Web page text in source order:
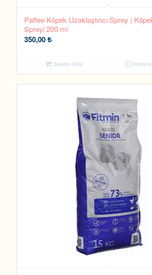
Paffee Köpek Uzaklaştırıcı Sprey |
Spreyi 200 ml
350,00₺
Sepete Ekle